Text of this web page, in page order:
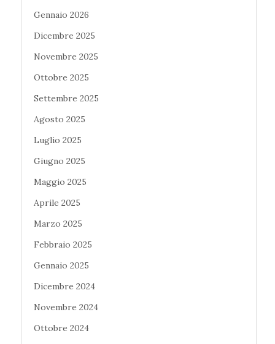
Gennaio 2026
Dicembre 2025
Novembre 2025
Ottobre 2025
Settembre 2025
Agosto 2025
Luglio 2025
Giugno 2025
Maggio 2025
Aprile 2025
Marzo 2025
Febbraio 2025
Gennaio 2025
Dicembre 2024
Novembre 2024
Ottobre 2024